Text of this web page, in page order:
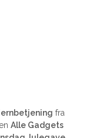
fra
Alle Gadgets